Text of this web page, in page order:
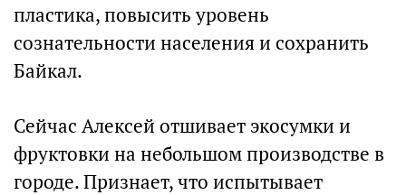
пластика, повысить уровень
сознательности населения и сохранить
Байкал.
Сейчас Алексей отшивает экосумки и
фруктовки на небольшом производстве в
городе. Признает, что испытывает